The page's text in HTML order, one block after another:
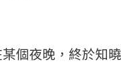
個夜晚，終於知曉